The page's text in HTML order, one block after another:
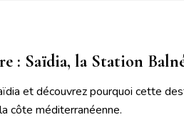
: Saïdia, la Station
et découvrez pourquoi cette
côte méditerranéenne.